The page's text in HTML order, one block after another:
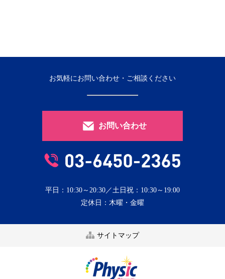
お気軽にお問い合わせ・ご相談ください
お問い合わせ
平日：10:30～20:30／土日祝：10:30～19:00
定休日：木曜・金曜
サイトマップ